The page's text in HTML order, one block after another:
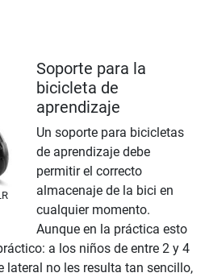
Soporte para la
bicicleta de
aprendizaje
Un soporte para bicicletas
de aprendizaje debe
permitir el correcto
almacenaje de la bici en
cualquier momento.
Aunque en la práctica esto
a los niños de entre 2 y 4
lateral no les resulta tan sencillo,